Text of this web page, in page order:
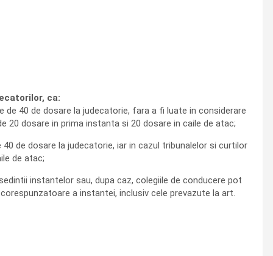
ca:
40 de dosare la judecatorie, fara a fi luate in considerare
20 dosare in prima instanta si 20 dosare in caile de atac;
de dosare la judecatorie, iar in cazul tribunalelor si curtilor
de atac;
instantelor sau, dupa caz, colegiile de conducere pot
a instantei, inclusiv cele prevazute la art.